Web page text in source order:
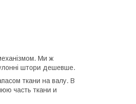
Ми ж
штори дешевше.
ткани на валу. В
часть ткани и